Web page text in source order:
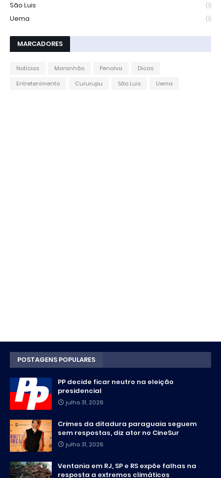
São Luis (1)
Uema (1)
MARCADORES
Notícias Maranhão Penalva
Dicas
Entretenimento
Cururupu São Luis Uema
POSTAGENS POPULARES
PP decide ficar neutro na eleição
presidencial
julho 31, 2026
Crimes da ditadura paraguaia seguem
sem respostas, diz ator no CineSur
julho 31, 2026
Ventania em RJ, SP e RS expõe falhas na
resposta a extremos climáticos